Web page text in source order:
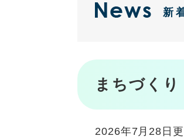
新
まちづくり
2026年7月28日